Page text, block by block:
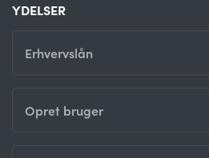
YDELSER
Erhvervslån
Opret bruger